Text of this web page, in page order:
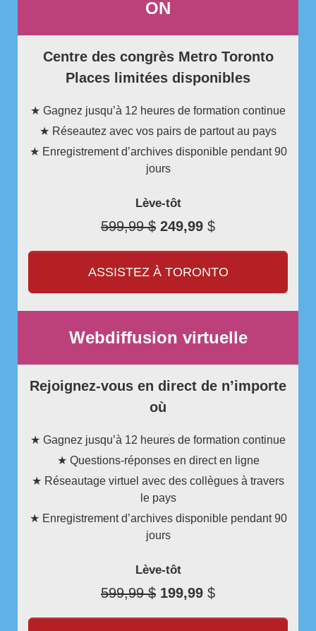
ON
Centre des congrès Metro Toronto
Places limitées disponibles
★ Gagnez jusqu’à 12 heures de formation continue
★ Réseautez avec vos pairs de partout au pays
★ Enregistrement d’archives disponible pendant 90
jours
Lève-tôt
599,99 $ 249,99 $
ASSISTEZ À TORONTO
Webdiffusion virtuelle
Rejoignez-vous en direct de n’importe
où
★ Gagnez jusqu’à 12 heures de formation continue
★ Questions-réponses en direct en ligne
★ Réseautage virtuel avec des collègues à travers
le pays
★ Enregistrement d’archives disponible pendant 90
jours
Lève-tôt
599,99 $ 199,99 $